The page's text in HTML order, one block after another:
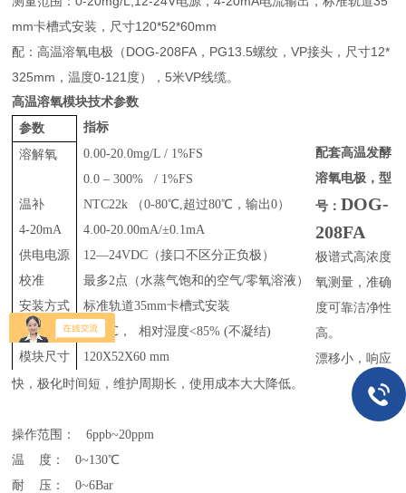
mm卡槽式安装，尺寸120*52*60mm
配：高温溶氧电极（DOG-208FA，PG13.5螺纹，VP接头，尺寸12*
325mm，温度0-121度），5米VP线缆。
高温溶氧模块技术参数
参数
指标
溶解氧
0.00-20.0mg/L / 1%FS
0.0 – 300% / 1%FS
温补
NTC22k （0-80℃,超过80℃，输出0）
4-20mA
4.00-20.00mA/±0.1mA
供电电源
12—24VDC （接口不区分正负极）
校准
最多2点（水蒸气饱和的空气/零氧溶液）
安装方式
标准轨道35mm卡槽式安装
工作条件
0-60 ℃， 相对湿度<85% (不凝结)
模块尺寸
120X52X60 mm
配套高温发酵
溶氧电极，型
号：DOG-
208FA
极谱式高浓度
氧测量，准确
度可靠洁净性
高。
漂移小，响应
快，极化时间短，维护周期长，使用成本大大降低。
操作范围：
6ppb~20ppm
温
度： 0~130℃
耐
压：
0~6Bar